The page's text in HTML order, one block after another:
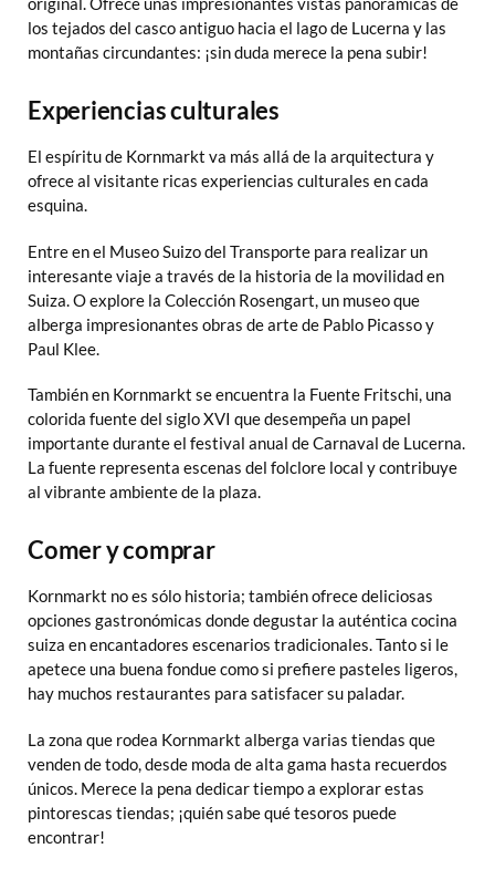
los tejados del casco antiguo hacia el lago de Lucerna y las
montañas circundantes: ¡sin duda merece la pena subir!
Experiencias culturales
El espíritu de Kornmarkt va más allá de la arquitectura y
ofrece al visitante ricas experiencias culturales en cada
esquina.
Entre en el Museo Suizo del Transporte para realizar un
interesante viaje a través de la historia de la movilidad en
Suiza. O explore la Colección Rosengart, un museo que
alberga impresionantes obras de arte de Pablo Picasso y
Paul Klee.
También en Kornmarkt se encuentra la Fuente Fritschi, una
colorida fuente del siglo XVI que desempeña un papel
importante durante el festival anual de Carnaval de Lucerna.
La fuente representa escenas del folclore local y contribuye
al vibrante ambiente de la plaza.
Comer y comprar
Kornmarkt no es sólo historia; también ofrece deliciosas
opciones gastronómicas donde degustar la auténtica cocina
suiza en encantadores escenarios tradicionales. Tanto si le
apetece una buena fondue como si prefiere pasteles ligeros,
hay muchos restaurantes para satisfacer su paladar.
La zona que rodea Kornmarkt alberga varias tiendas que
venden de todo, desde moda de alta gama hasta recuerdos
únicos. Merece la pena dedicar tiempo a explorar estas
pintorescas tiendas; ¡quién sabe qué tesoros puede
encontrar!